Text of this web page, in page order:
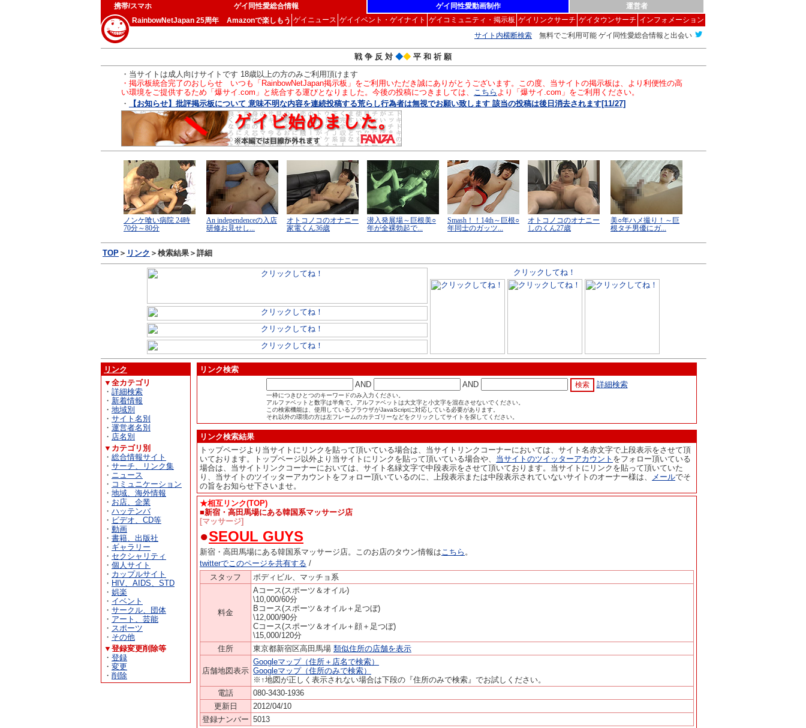
携帯/スマホ ゲイ同性愛総合情報 ゲイ同性愛動画制作
運営者
RainbowNetJapan 25周年
Amazonで楽しもう ゲイニュース ゲイイベント・ゲイナイト ゲイコミュニティ・掲示板 ゲイリンクサーチ ゲイタウンサーチ インフォメーション
サイト内横断検索 無料でご利用可能 ゲイ同性愛総合情報と出会い
戦 争 反 対 ◆◆ 平 和 祈 願
・当サイトは成人向けサイトです 18歳以上の方のみご利用頂けます
・掲示板統合完了のおしらせ いつも「RainbowNetJapan掲示板」をご利用いただき誠にありがとうございます。この度、当サイトの掲示板は、より利便性の高
い環境をご提供するため「爆サイ.com」と統合する運びとなりました。今後の投稿につきましては、 こちら より「爆サイ.com」をご利用ください。
・
【お知らせ】批評掲示板について 意味不明な内容を連続投稿する荒らし行為者は無視でお願い致します 該当の投稿は後日消去されます[11/27]
TOP ＞ リンク ＞検索結果＞詳細
リンク
▼全カテゴリ
・ 詳細検索
・ 新着情報
・ 地域別
・ サイト名別
・ 運営者名別
・ 店名別
▼カテゴリ別
・ 総合情報サイト
・ サーチ、リンク集
・ ニュース
・ コミュニケーション
・ 地域、海外情報
・ お店、企業
・ ハッテンバ
・ ビデオ、CD等
・ 動画
・ 書籍、出版社
・ ギャラリー
・ セクシャリティ
・ 個人サイト
・ カップルサイト
・ HIV、AIDS、STD
・ 娯楽
・ イベント
・ サークル、団体
・ アート、芸能
・ スポーツ
・ その他
▼登録変更削除等
・ 登録
・ 変更
・ 削除
リンク検索
AND
AND 詳細検索
一枠につきひとつのキーワードのみ入力ください。
アルファベットと数字は半角で。アルファベットは大文字と小文字を混在させないでください。
この検索機能は、使用しているブラウザがJavaScriptに対応している必要があります。
それ以外の環境の方は左フレームのカテゴリーなどをクリックしてサイトを探してください。
リンク検索結果
トップページより当サイトにリンクを貼って頂いている場合は、当サイトリンクコーナーにおいては、サイト名赤文字で上段表示をさせて頂
いております。トップページ以外より当サイトにリンクを貼って頂いている場合や、 当サイトのツイッターアカウント をフォロー頂いている
場合は、当サイトリンクコーナーにおいては、サイト名緑文字で中段表示をさせて頂いております。当サイトにリンクを貼って頂いていた
り、当サイトのツイッターアカウントをフォロー頂いているのに、上段表示または中段表示されていないサイトのオーナー様は、
メールでそ
の旨をお知らせ下さいませ。
★相互リンク(TOP)
■新宿・高田馬場にある韓国系マッサージ店
[マッサージ]
●SEOUL GUYS
新宿・高田馬場にある韓国系マッサージ店。このお店のタウン情報はこちら 。
twitterでこのページを共有する /
スタッフ
ボディビル、マッチョ系
料金
Aコース(スポーツ＆オイル)
\10,000/60分
Bコース(スポーツ＆オイル＋足つぼ)
\12,000/90分
Cコース(スポーツ＆オイル＋顔＋足つぼ)
\15,000/120分
住所
東京都新宿区高田馬場 類似住所の店舗を表示
店舗地図表示
Googleマップ（住所＋店名で検索）
Googleマップ（住所のみで検索）
※↑地図が正しく表示されない場合は下段の『住所のみで検索』でお試しください。
電話
080-3430-1936
更新日
2012/04/10
登録ナンバー 5013